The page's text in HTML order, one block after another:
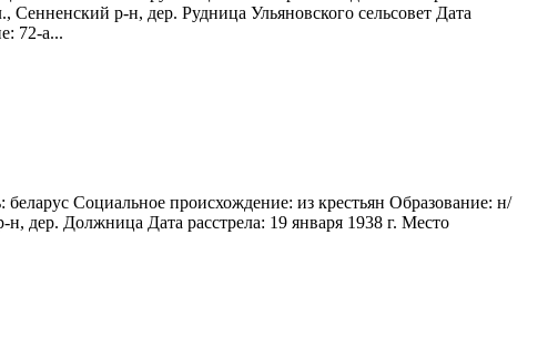
р-н, дер. Рудница Ульяновского сельсовет Дата
72-а...
Социальное происхождение: из крестьян Образование: н/
дер. Должница Дата расстрела: 19 января 1938 г. Место